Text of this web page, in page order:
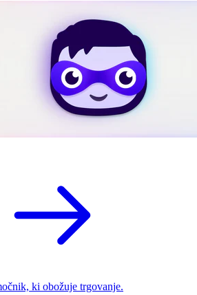
ki obožuje trgovanje.